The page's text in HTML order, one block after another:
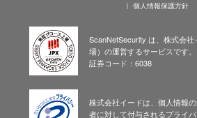
個人情報保護方針
ScanNetSecurity は、株式会
場）の運営するサービスです。
証券コード：6038
株式会社イードは、個人情報
者に対して付与されるプライ